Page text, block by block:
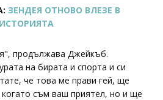
ЗЕНДЕЯ ОТНОВО ВЛЕЗЕ В
ИСТОРИЯТА
продължава Джейкъб.
на бирата и спорта и си
че това ме прави гей, ще
съм ваш приятел, но и ще